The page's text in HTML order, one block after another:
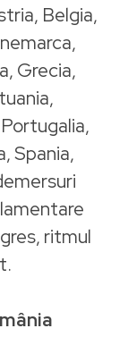
Belgia,
Grecia,
Spania,
ritmul